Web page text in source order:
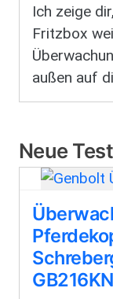
Ich zeige
Fritzbox
außen auf
Neue